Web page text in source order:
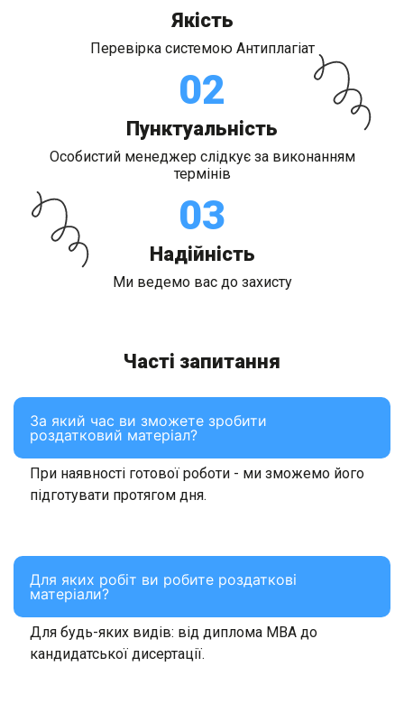
Перевірка системою Антиплагіат
02
Пунктуальність
Особистий менеджер слідкує за виконанням
термінів
03
Надійність
Ми ведемо вас до захисту
За який час ви зможете зробити
роздатковий матеріал?
підготувати протягом дня.
Для яких робіт ви робите роздаткові
матеріали?
кандидатської дисертації.